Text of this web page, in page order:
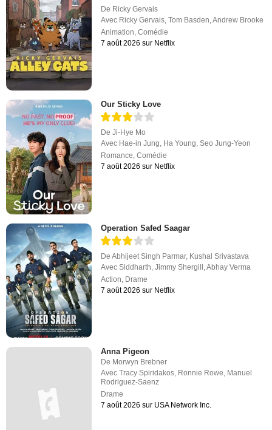
De Ricky Gervais
Avec Ricky Gervais,Tom Basden,Andrew Brooke
Animation,Comédie
7 août 2026 sur Netflix
Our Sticky Love
DeJi-Hye Mo
Avec Hae-in Jung, Ha Young,Seo Jung-Yeon
Romance,Comédie
7 août 2026 sur Netflix
Operation Safed Saagar
DeAbhijeet Singh Parmar, Kushal Srivastava
AvecSiddharth ,Jimmy Shergill ,Abhay Verma
Action Drame
7 août 2026 sur Netflix
Anna Pigeon
De Morwyn Brebner
AvecTracy Spiridakos, Ronnie Rowe, Manuel
Rodriguez-Saenz
Drame
7 août 2026 sur USA Network Inc.